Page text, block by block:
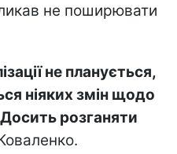
не поширювати
не планується,
ніяких змін щодо
розганяти